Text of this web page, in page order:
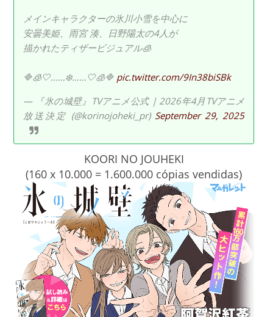
メインキャラクターの氷川小雪を中心に
安曇美姫、雨宮 湊、日野陽太の4人が
描かれたティザービジュアル🧊
🔷🧊🤍……❄️……🤍🧊🔷 pic.twitter.com/9In38biSBk
— 『氷の城壁』TVアニメ公式 | 2026年4月TVアニメ
放送決定 (@korinojoheki_pr) September 29, 2025
KOORI NO JOUHEKI
(160 x 10.000 = 1.600.000 cópias vendidas)